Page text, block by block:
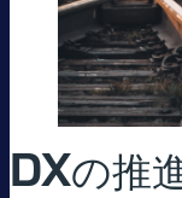
DXの推